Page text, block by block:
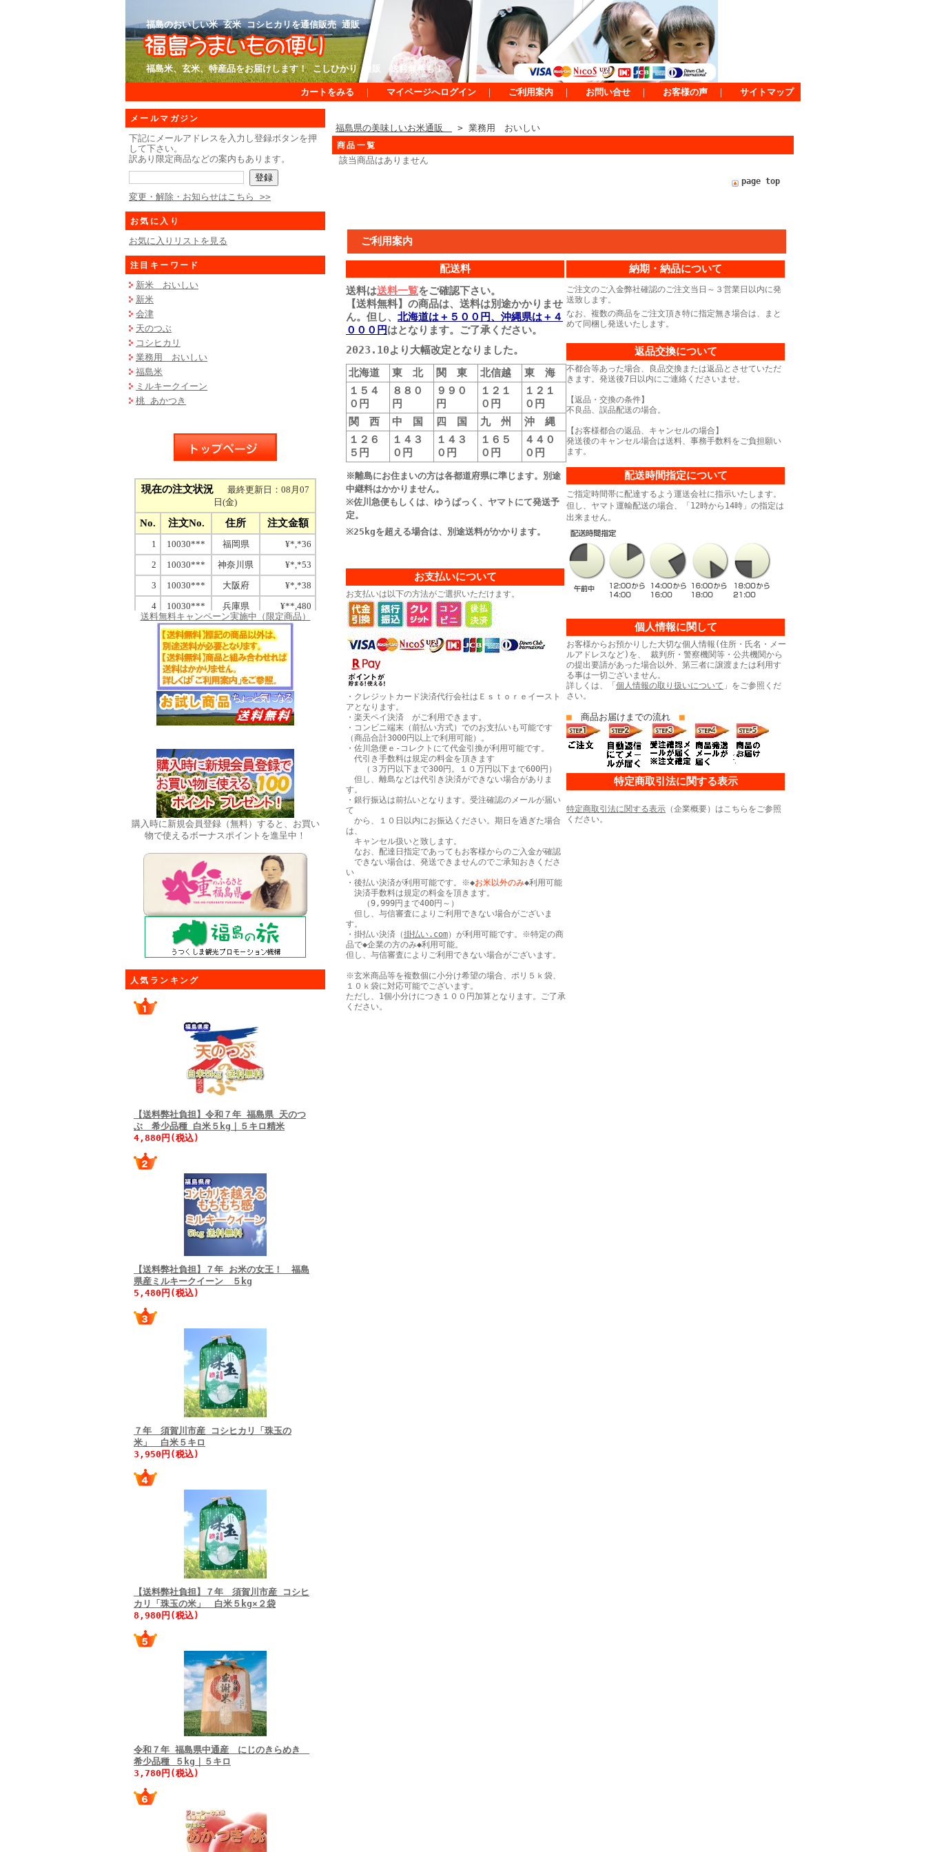
福島のおいしい米 玄米 コシヒカリを通信販売 通販
福島米、玄米、特産品をお届けします！ こしひかり 通販 送料無料も！
カートをみる ｜ マイページへログイン ｜ ご利用案内 ｜ お問い合せ ｜ お客様の声 ｜ サイトマップ
メールマガジン
下記にメールアドレスを入力し登録ボタンを押
して下さい。
訳あり限定商品などの案内もあります。
変更・解除・お知らせはこちら >>
お気に入り
お気に入りリストを見る
注目キーワード
新米 おいしい
新米
会津
天のつぶ
コシヒカリ
業務用 おいしい
福島米
ミルキークイーン
桃 あかつき
送料無料キャンペーン実施中（限定商品）
購入時に新規会員登録（無料）すると、お買い
物で使えるボーナスポイントを進呈中！
人気ランキング
【送料弊社負担】令和７年 福島県 天のつ
ぶ 希少品種 白米５kg｜５キロ精米
4,880円(税込)
【送料弊社負担】７年 お米の女王！ 福島
県産ミルキークイーン ５kg
5,480円(税込)
７年 須賀川市産 コシヒカリ「珠玉の
米」 白米５キロ
3,950円(税込)
【送料弊社負担】７年 須賀川市産 コシヒ
カリ「珠玉の米」 白米５kg×２袋
8,980円(税込)
令和７年 福島県中通産 にじのきらめき
希少品種 ５kg｜５キロ
3,780円(税込)
福島県の美味しいお米通販 > 業務用 おいしい
商品一覧
該当商品はありません
page top
ご利用案内
配送料
送料は送料一覧をご確認下さい。
【送料無料】の商品は、送料は別途かかりませ
ん。但し、 北海道は＋５００円、沖縄県は＋４
０００円はとなります。ご了承ください。
2023.10より大幅改定となりました。
北海道
東 北 関 東 北信越
東 海
１５４
０円
８８０
円
９９０
円
１２１
０円
１２１
０円
関 西
中 国 四 国 九 州
沖 縄
１２６
５円
１４３
０円
１４３
０円
１６５
０円
４４０
０円
※離島にお住まいの方は各都道府県に準じます。別途
中継料はかかりません。
※佐川急便もしくは、ゆうぱっく、ヤマトにて発送予
定。
※25kgを超える場合は、別途送料がかかります。
お支払いについて
お支払いは以下の方法がご選択いただけます。
・クレジットカード決済代行会社はＥｓｔｏｒｅイースト
アとなります。
・楽天ペイ決済 がご利用できます。
・コンビニ端末（前払い方式）でのお支払いも可能です
（商品合計3000円以上で利用可能）。
・佐川急便ｅ-コレクトにて代金引換が利用可能です。
代引き手数料は規定の料金を頂きます
（３万円以下まで300円。１０万円以下まで600円）
但し、離島などは代引き決済ができない場合がありま
す。
・銀行振込は前払いとなります。受注確認のメールが届い
て
から、１０日以内にお振込ください。期日を過ぎた場合
は、
キャンセル扱いと致します。
なお、配達日指定であってもお客様からのご入金が確認
できない場合は、発送できませんのでご承知おきくださ
い
・後払い決済が利用可能です。※◆お米以外のみ◆利用可能
決済手数料は規定の料金を頂きます。
（9,999円まで400円～）
但し、与信審査によりご利用できない場合がございま
す。
・掛払い決済（掛払い.com）が利用可能です。※特定の商
品で◆企業の方のみ◆利用可能。
但し、与信審査によりご利用できない場合がございます。
※玄米商品等を複数個に小分け希望の場合、ポリ５ｋ袋、
１０ｋ袋に対応可能でございます。
ただし、1個小分けにつき１００円加算となります。ご了承
ください。
納期・納品について
ご注文のご入金弊社確認のご注文当日～３営業日以内に発
送致します。
なお、複数の商品をご注文頂き特に指定無き場合は、まと
めて同梱し発送いたします。
返品交換について
不都合等あった場合、良品交換または返品とさせていただ
きます。発送後7日以内にご連絡くださいませ。
【返品・交換の条件】
不良品、誤品配送の場合。
【お客様都合の返品、キャンセルの場合】
発送後のキャンセル場合は送料、事務手数料をご負担願い
ます。
配送時間指定について
ご指定時間帯に配達するよう運送会社に指示いたします。
但し、ヤマト運輸配送の場合、「12時から14時」の指定は
出来ません。
個人情報に関して
お客様からお預かりした大切な個人情報(住所・氏名・メー
ルアドレスなど)を、 裁判所・警察機関等・公共機関から
の提出要請があった場合以外、第三者に譲渡または利用す
る事は一切ございません。
詳しくは、「 個人情報の取り扱いについて 」をご参照くだ
さい。
■ 商品お届けまでの流れ ■
特定商取引法に関する表示
特定商取引法に関する表示 （企業概要）はこちらをご参照
ください。